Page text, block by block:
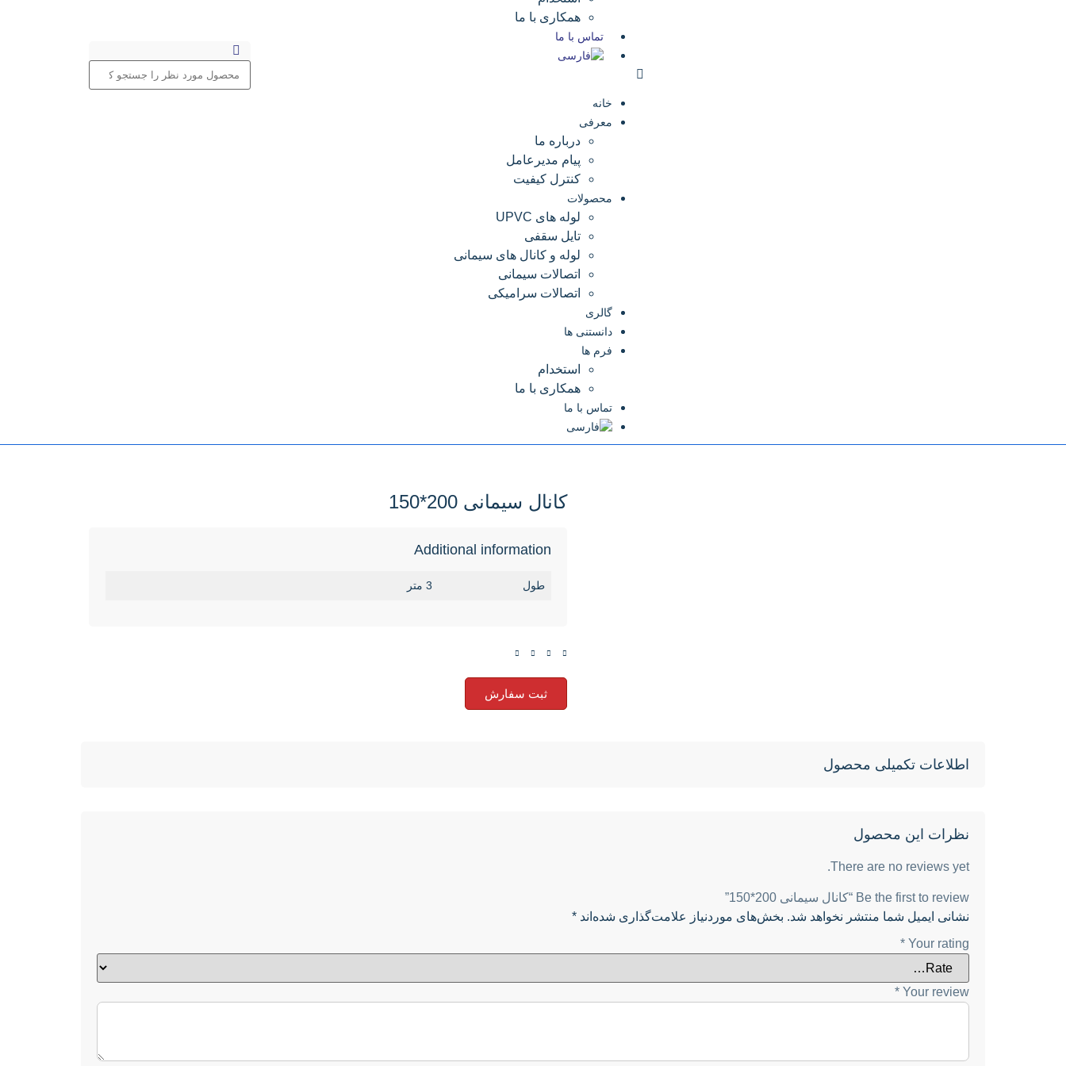
همکاری با ما
تماس با ما
خانه
معرفی
درباره ما
پیام مدیرعامل
کنترل کیفیت
محصولات
لوله های UPVC
تایل سقفی
لوله و کانال های سیمانی
اتصالات سیمانی
اتصالات سرامیکی
گالری
دانستنی ها
فرم ها
استخدام
همکاری با ما
تماس با ما
کانال سیمانی 200*150
Additional information
طول 3 متر
ثبت سفارش
اطلاعات تکمیلی محصول
نظرات این محصول
There are no reviews yet.
Be the first to review “کانال سیمانی 200*150”
نشانی ایمیل شما منتشر نخواهد شد. بخش‌های موردنیاز علامت‌گذاری شده‌اند *
Your rating
*
Your review
*